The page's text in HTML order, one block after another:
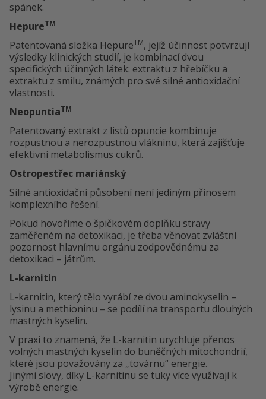
spánek.
HepureTM
Patentovaná složka HepureTM, jejíž účinnost potvrzují
výsledky klinických studií, je kombinací dvou
specifických účinných látek: extraktu z hřebíčku a
extraktu z smilu, známých pro své silné antioxidační
vlastnosti.
NeopuntiaTM
Patentovaný extrakt z listů opuncie kombinuje
rozpustnou a nerozpustnou vlákninu, která zajišťuje
efektivní metabolismus cukrů.
Ostropestřec mariánský
Silné antioxidační působení není jediným přínosem
komplexního řešení.
Pokud hovoříme o špičkovém doplňku stravy
zaměřeném na detoxikaci, je třeba věnovat zvláštní
pozornost hlavnímu orgánu zodpovědnému za
detoxikaci – játrům.
L-karnitin
L-karnitin, který tělo vyrábí ze dvou aminokyselin –
lysinu a methioninu – se podílí na transportu dlouhých
mastných kyselin.
V praxi to znamená, že L-karnitin urychluje přenos
volných mastných kyselin do buněčných mitochondrií,
které jsou považovány za „továrnu“ energie.
Jinými slovy, díky L-karnitinu se tuky více využívají k
výrobě energie.